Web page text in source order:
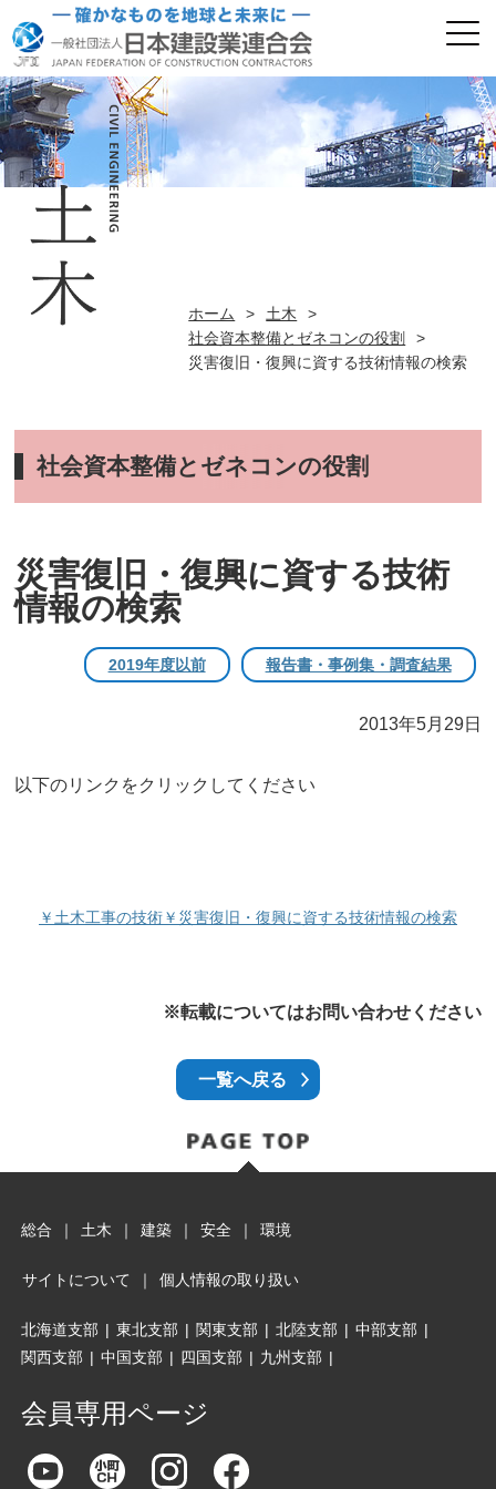
ホーム > 土木
>
社会資本整備とゼネコンの役割
>
災害復旧・復興に資する技術情報の検索
社会資本整備とゼネコンの役割
災害復旧・復興に資する技術
情報の検索
2019年度以前 報告書・事例集・調査結果
2013年5月29日
以下のリンクをクリックしてください
￥土木工事の技術￥災害復旧・復興に資する技術情報の検索
※転載についてはお問い合わせください
一覧へ戻る
総合 ｜ 土木 ｜ 建築 ｜ 安全 ｜ 環境
サイトについて ｜ 個人情報の取り扱い
北海道支部 | 東北支部 | 関東支部 | 北陸支部 | 中部支部 |
関西支部 | 中国支部 | 四国支部 | 九州支部 |
会員専用ページ